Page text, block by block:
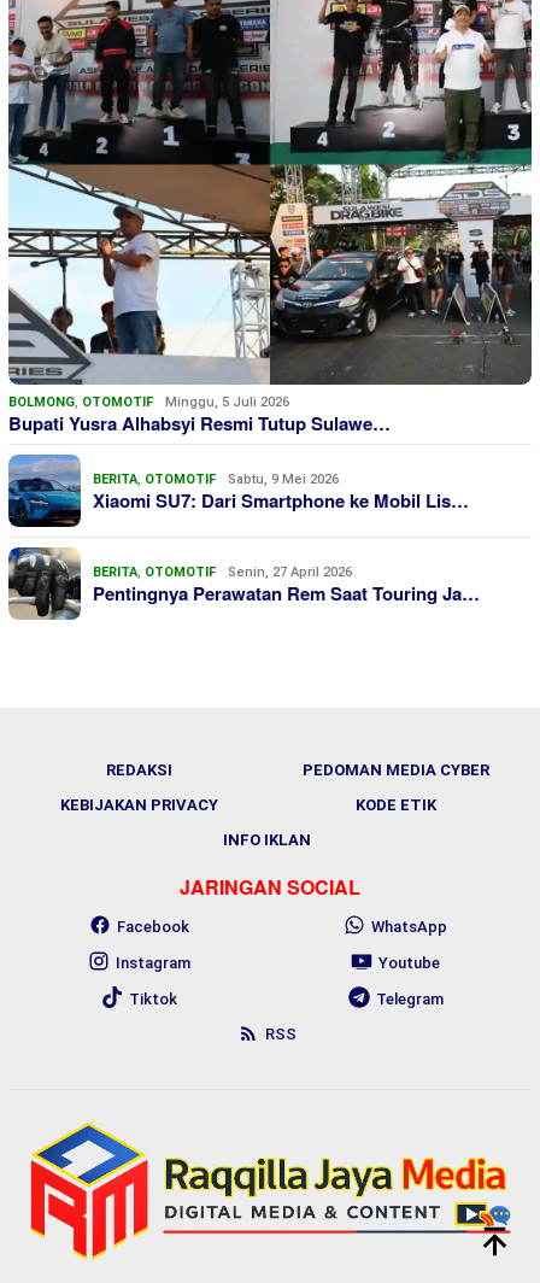
BOLMONG, OTOMOTIF Minggu, 5 Juli 2026
Bupati Yusra Alhabsyi Resmi Tutup Sulawe…
BERITA, OTOMOTIF Sabtu, 9 Mei 2026
Xiaomi SU7: Dari Smartphone ke Mobil Lis…
BERITA, OTOMOTIF Senin, 27 April 2026
Pentingnya Perawatan Rem Saat Touring Ja…
REDAKSI
PEDOMAN MEDIA CYBER
KEBIJAKAN PRIVACY
KODE ETIK
INFO IKLAN
JARINGAN SOCIAL
Facebook
WhatsApp
Instagram
Youtube
Tiktok
Telegram
RSS